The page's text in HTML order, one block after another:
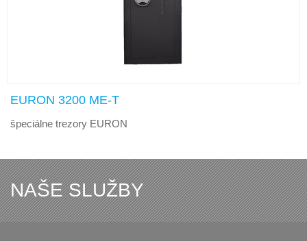
EURON 3200 ME-T
špeciálne trezory EURON
NAŠE SLUŽBY